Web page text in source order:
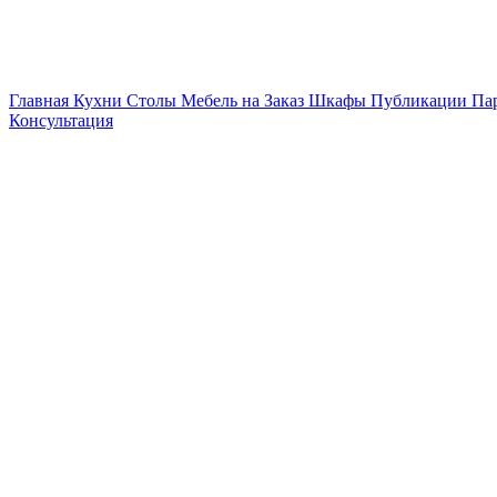
Главная Кухни Столы Мебель на Заказ Шкафы Публикации
Консультация